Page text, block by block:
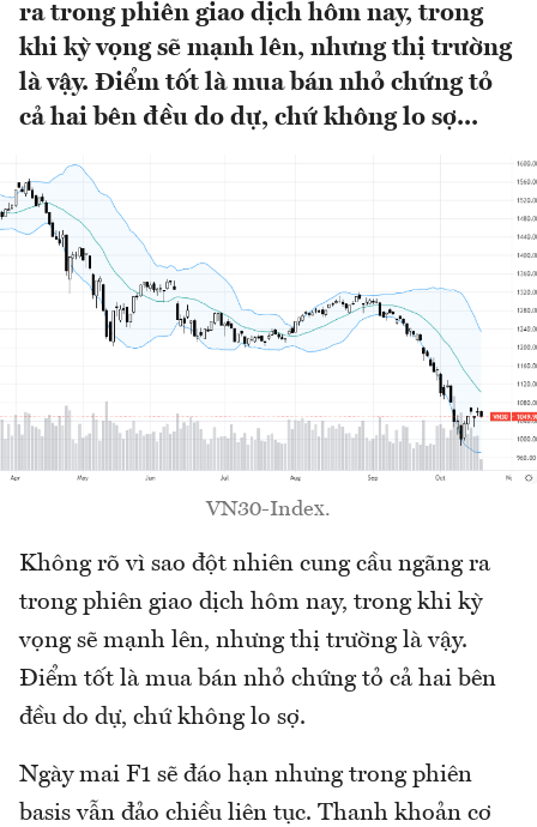
ra trong phiên giao dịch hôm nay, trong
khi kỳ vọng sẽ mạnh lên, nhưng thị trường
là vậy. Điểm tốt là mua bán nhỏ chứng tỏ
cả hai bên đều do dự, chứ không lo sợ...
VN30-Index.
Không rõ vì sao đột nhiên cung cầu ngãng ra
trong phiên giao dịch hôm nay, trong khi kỳ
vọng sẽ mạnh lên, nhưng thị trường là vậy.
Điểm tốt là mua bán nhỏ chứng tỏ cả hai bên
đều do dự, chứ không lo sợ.
Ngày mai F1 sẽ đáo hạn nhưng trong phiên
basis vẫn đảo chiều liên tục. Thanh khoản cơ